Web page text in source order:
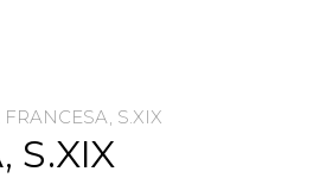
S.XIX
S.XIX